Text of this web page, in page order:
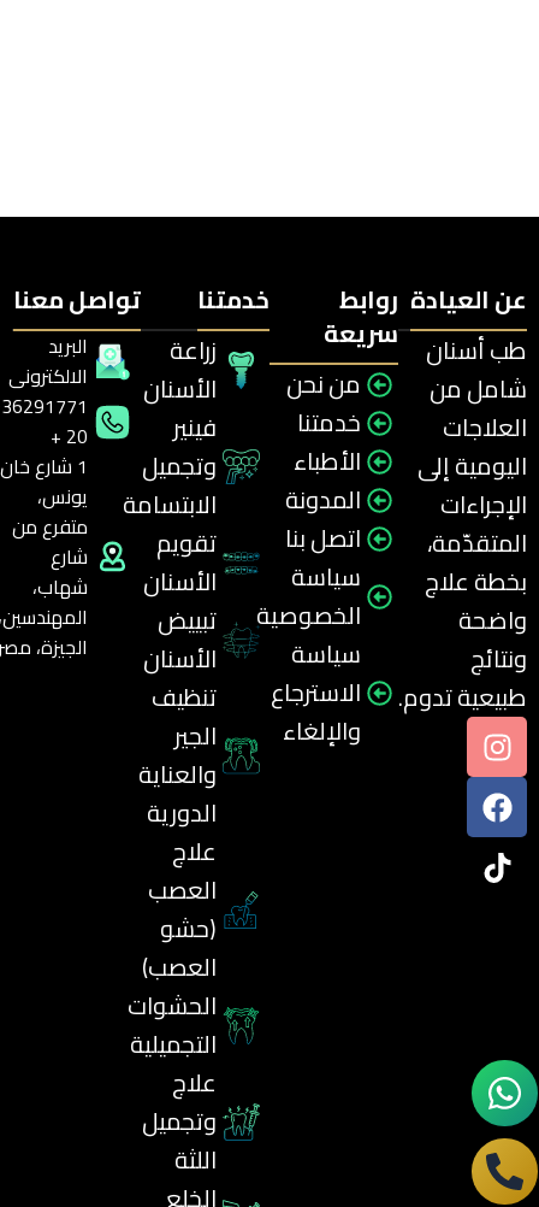
عن العيادة
طب أسنان
شامل من
العلاجات
اليومية إلى
الإجراءات
المتقدّمة،
بخطة علاج
واضحة
ونتائج
طبيعية تدوم.
روابط
سريعة
من نحن
خدمتنا
الأطباء
المدونة
اتصل بنا
سياسة
الخصوصية
سياسة
الاسترجاع
والإلغاء
خدمتنا
زراعة
الأسنان
فينير
وتجميل
الابتسامة
تقويم
الأسنان
تبييض
الأسنان
تنظيف
الجير
والعناية
الدورية
علاج
العصب
(حشو
العصب)
الحشوات
التجميلية
علاج
وتجميل
اللثة
الخلع
تواصل معنا
البريد
الالكترونى
20 +
1 شارع خان
يونس،
متفرع من
شارع
شهاب،
الجيزة،